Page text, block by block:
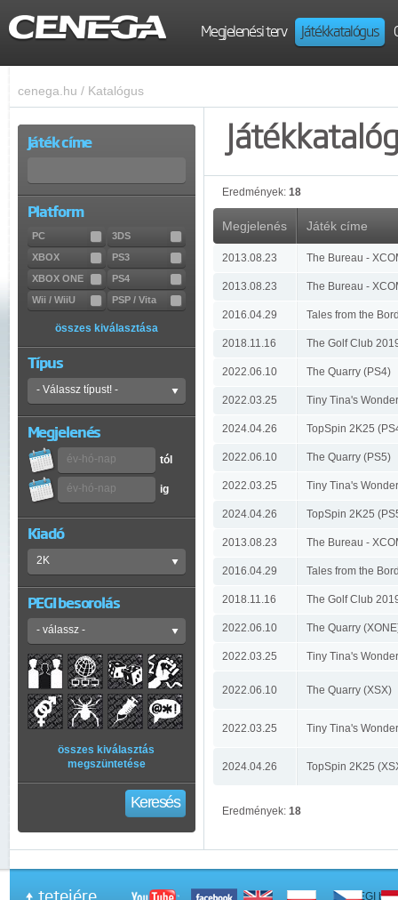
Megjelenési terv Játékkatalógus
cenega.hu / Katalógus
Játék címe
Platform
PC
3DS
XBOX
PS3
XBOX ONE
PS4
Wii / WiiU
PSP / Vita
összes kiválasztása
Típus
Megjelenés
tól
ig
Kiadó
PEGI besorolás
összes kiválasztás
megszüntetése
Keresés
Eredmények: 18
Megjelenés Játék címe
2013.08.23 The Bureau -
2013.08.23 The Bureau -
2016.04.29 Tales from the
2018.11.16 The Golf Club
2022.06.10 The Quarry (PS4)
2022.03.25 Tiny Tina's
2024.04.26 TopSpin 2K25
2022.06.10 The Quarry (PS5)
2022.03.25 Tiny Tina's
2024.04.26 TopSpin 2K25
2013.08.23 The Bureau -
2016.04.29 Tales from the
2018.11.16 The Golf Club
2022.06.10 The Quarry
2022.03.25 Tiny Tina's
2022.06.10 The Quarry (XSX)
2022.03.25 Tiny Tina's
2024.04.26 TopSpin 2K25
Eredmények: 18
tetejére A PEGI